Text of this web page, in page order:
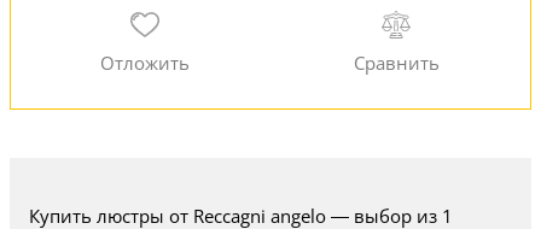
Купить люстры от Reccagni angelo — выбор из 1